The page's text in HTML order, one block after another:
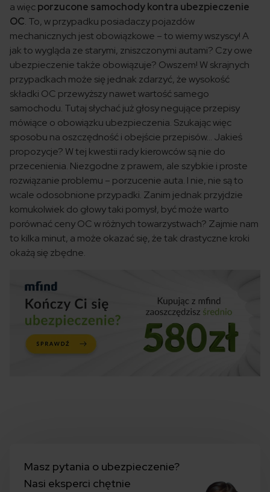
a więcporzucone samochody kontra ubezpieczenie
OC. To, w przypadku posiadaczy pojazdów
mechanicznych jest obowiązkowe – to wiemy wszyscy! A
jak to wygląda ze starymi, zniszczonymi autami? Czy owe
ubezpieczenie także obowiązuje? Owszem! W skrajnych
przypadkach może się jednak zdarzyć, że wysokość
składki OC przewyższy nawet wartość samego
samochodu. Tutaj słychać już głosy negujące przepisy
mówiące o obowiązku ubezpieczenia. Szukając więc
sposobu na oszczędność i obejście przepisów… Jakieś
propozycje? W tej kwestii rady kierowców są nie do
przecenienia. Niezgodne z prawem, ale szybkie i proste
rozwiązanie problemu – porzucenie auta. I nie, nie są to
wcale odosobnione przypadki. Zanim jednak przyjdzie
komukolwiek do głowy taki pomysł, być może warto
porównać ceny OC w różnych towarzystwach? Zajmie nam
to kilka minut, a może okazać się, że tak drastyczne kroki
okażą się zbędne.
Masz pytania o ubezpieczenie?
Nasi eksperci chętnie